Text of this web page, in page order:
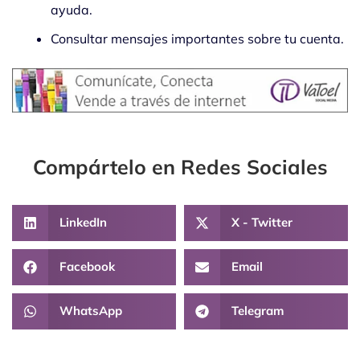
ayuda.
Consultar mensajes importantes sobre tu cuenta.
Compártelo en Redes Sociales
LinkedIn X - Twitter
Facebook Email
WhatsApp Telegram